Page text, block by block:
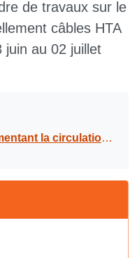
de travaux sur le
câbles HTA
juin au 02 juillet
électrique : renouvellement câbles HTA Yucca de Dampierre, du 03 juin au 02 juillet 2024